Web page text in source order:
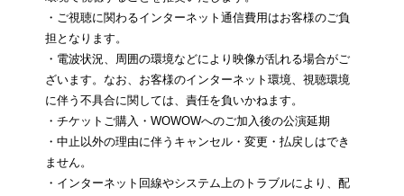
・ご視聴に関わるインターネット通信費用はお客様のご負
担となります。
・電波状況、周囲の環境などにより映像が乱れる場合がご
ざいます。なお、お客様のインターネット環境、視聴環境
に伴う不具合に関しては、責任を負いかねます。
・チケットご購入・WOWOWへのご加入後の公演延期
・中止以外の理由に伴うキャンセル・変更・払戻しはでき
ません。
・インターネット回線やシステム上のトラブルにより、配